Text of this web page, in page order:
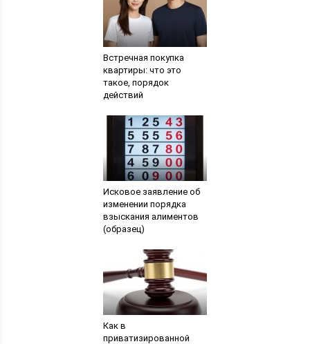
Встречная покупка
квартиры: что это
такое, порядок
действий
Исковое заявление об
изменении порядка
взыскания алиментов
(образец)
Как в
приватизированной